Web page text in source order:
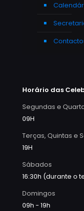
Horário das
Segundas e
09H
Terças, Quintas e
19H
Sábados
16:30h (durante o
Domingos
09h - 19h